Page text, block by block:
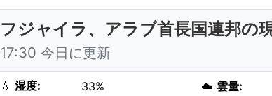
フジャイラ、アラブ首長国連邦の
17:30 今日に更新
💧 湿度: 33% ☁️ 雲量: